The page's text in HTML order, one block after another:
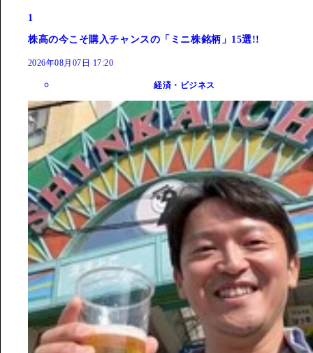
1
株高の今こそ購入チャンスの「ミニ株銘柄」15選!!
2026年08月07日 17:20
経済・ビジネス